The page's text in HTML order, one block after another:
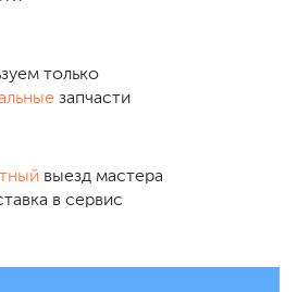
только
запчасти
выезд мастера
в сервис